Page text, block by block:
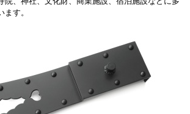
ます。